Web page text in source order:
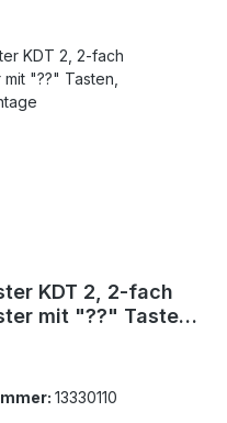
2, 2-fach
mit "??" Tasten,
13330110